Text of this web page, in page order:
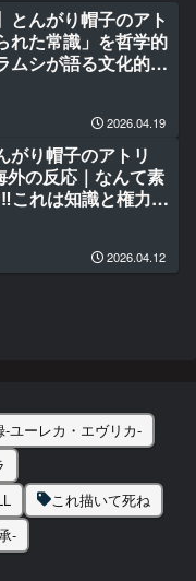
とんがり帽子のアト
れた常識」を哲学的
ムシが語る文化的ヘ
2026.04.19
がり帽子のアトリ
外の反応｜なんて素
これは知識と権力の
2026.04.12
-ユーレカ・エヴリカ-
これ描いて死ね
-